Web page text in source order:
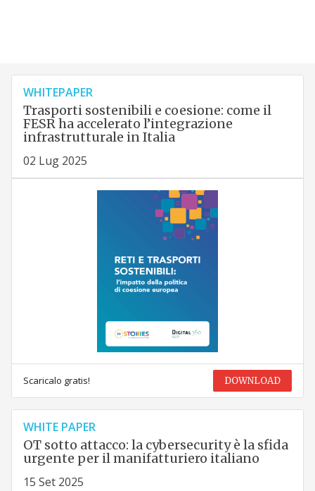
WHITEPAPER
Trasporti sostenibili e coesione: come il
FESR ha accelerato l’integrazione
infrastrutturale in Italia
02 Lug 2025
Scaricalo gratis! DOWNLOAD
WHITE PAPER
OT sotto attacco: la cybersecurity è la sfida
urgente per il manifatturiero italiano
15 Set 2025